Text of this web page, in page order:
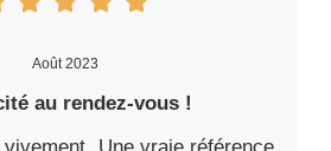
Août 2023
au rendez-vous !